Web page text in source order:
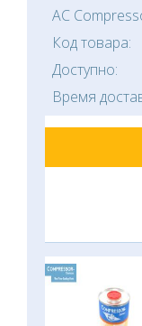
AC
Код товара:
Доступно:
Время